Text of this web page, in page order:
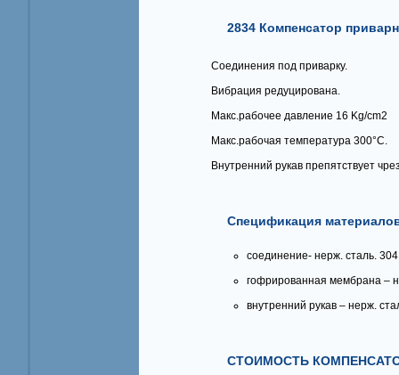
2834 Компенсатор
Соединения под приварку.
Вибрация редуцирована.
Макс.рабочее давление 16 Kg/cm2
Макс.рабочая температура 300°C.
Внутренний рукав препятствует
Спецификация
соединение- нерж. сталь.
гофрированная мембрана –
внутренний рукав – нерж.
СТОИМОСТЬ